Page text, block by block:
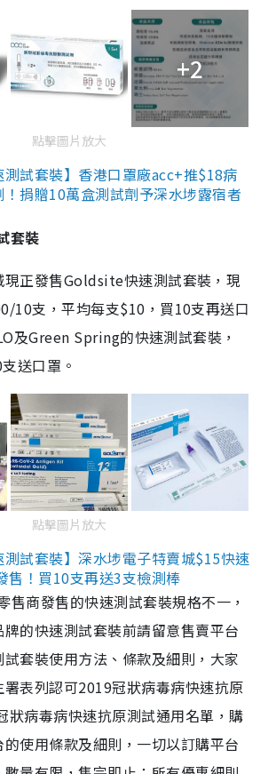
+2
點擊圖片放大
試套裝】香港口罩廠acc+推$18病
捐贈10萬盒測試劑予深水埗露宿者
套裝
現正發售Goldsite快速測試套裝，現
10支，平均每支$10，買10支再送口
及Green Spring的快速測試套裝，
送口罩。
點擊圖片放大
試套裝】深水埗電子特賣城$15快速
售！買10支再送3支檢測棒
售商發售的快速測試套裝規格不一，
的快速測試套裝前請留意售賣平台
套裝使用方法、條款及細則，大家
表列認可2019冠狀病毒病快速抗原
狀病毒病快速抗原測試通用名單，購
使用條款及細則，一切以訂購平台